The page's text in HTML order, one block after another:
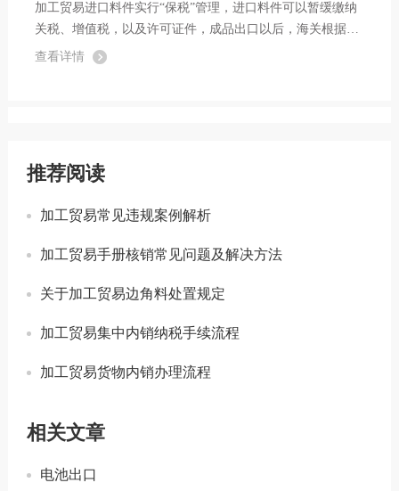
加工贸易进口料件实行“保税”管理，进口料件可以暂缓缴纳
关税、增值税，以及许可证件，成品出口以后，海关根据企
业耗料情况进行核销，可以大大减轻企业资金占用。很多企
查看详情
推荐阅读
加工贸易常见违规案例解析
加工贸易手册核销常见问题及解决方法
关于加工贸易边角料处置规定
加工贸易集中内销纳税手续流程
加工贸易货物内销办理流程
相关文章
电池出口